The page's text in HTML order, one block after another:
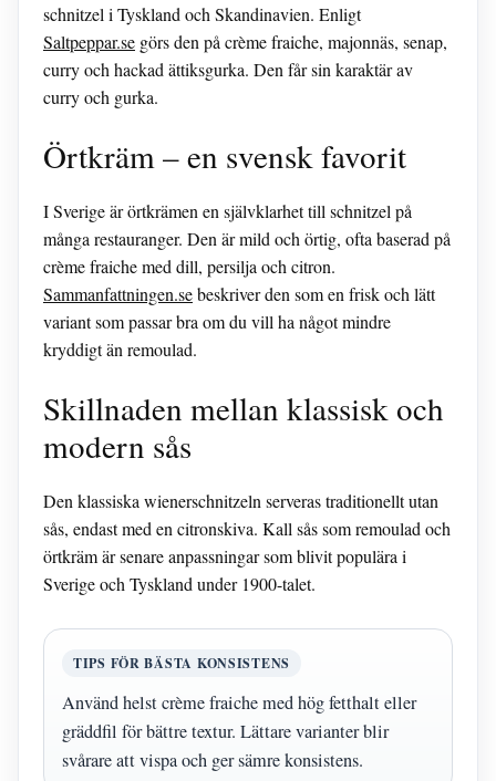
schnitzel i Tyskland och Skandinavien. Enligt
Saltpeppar.se görs den på crème fraiche, majonnäs, senap,
curry och hackad ättiksgurka. Den får sin karaktär av
curry och gurka.
Örtkräm – en svensk favorit
I Sverige är örtkrämen en självklarhet till schnitzel på
många restauranger. Den är mild och örtig, ofta baserad på
crème fraiche med dill, persilja och citron.
Sammanfattningen.sebeskriver den som en frisk och lätt
variant som passar bra om du vill ha något mindre
kryddigt än remoulad.
Skillnaden mellan klassisk och
modern sås
Den klassiska wienerschnitzeln serveras traditionellt utan
sås, endast med en citronskiva. Kall sås som remoulad och
örtkräm är senare anpassningar som blivit populära i
Sverige och Tyskland under 1900-talet.
TIPS FÖR BÄSTA KONSISTENS
Använd helst crème fraiche med hög fetthalt eller
gräddfil för bättre textur. Lättare varianter blir
svårare att vispa och ger sämre konsistens.